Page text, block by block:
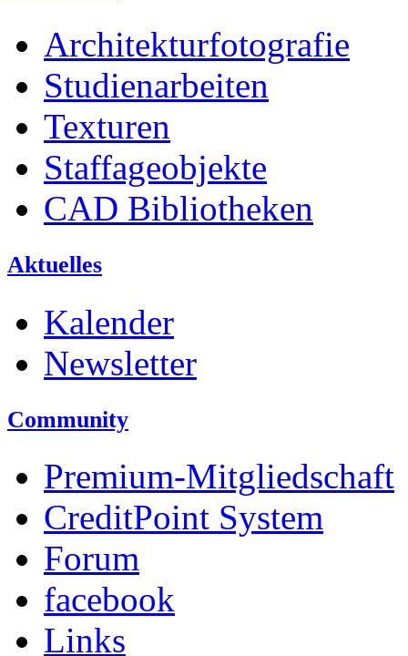
Architekturfotografie
Studienarbeiten
Texturen
Staffageobjekte
CAD Bibliotheken
Aktuelles
Kalender
Newsletter
Community
Premium-Mitgliedschaft
CreditPoint System
Forum
facebook
Links